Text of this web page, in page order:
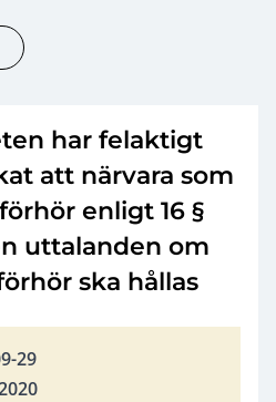
har felaktigt
att närvara som
enligt 16 §
uttalanden om
ska hållas
29